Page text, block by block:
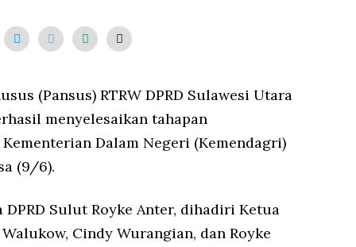
(Pansus) RTRW DPRD Sulawesi Utara
menyelesaikan tahapan
Dalam Negeri (Kemendagri)
(9/6).
Sulut Royke Anter, dihadiri Ketua
Cindy Wurangian, dan Royke